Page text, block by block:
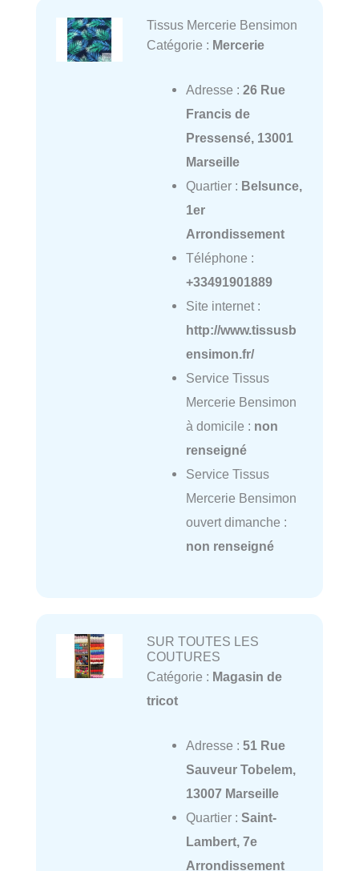
Tissus Mercerie Bensimon
Catégorie : Mercerie
Adresse : 26 Rue
Francis de
Pressensé, 13001
Marseille
Quartier : Belsunce,
1er
Arrondissement
Téléphone :
+33491901889
Site internet :
http://www.tissusb
ensimon.fr/
Service Tissus
Mercerie Bensimon
à domicile : non
renseigné
Service Tissus
Mercerie Bensimon
ouvert dimanche :
non renseigné
SUR TOUTES LES
COUTURES
Catégorie : Magasin de
tricot
Adresse : 51 Rue
Sauveur Tobelem,
13007 Marseille
Quartier : Saint-
Lambert, 7e
Arrondissement